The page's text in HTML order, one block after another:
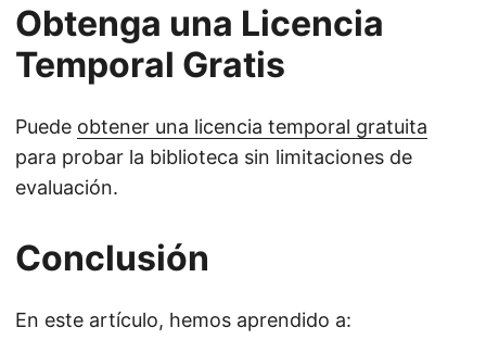
Obtenga una Licencia
Temporal Gratis
Puede obtener una licencia temporal gratuita
para probar la biblioteca sin limitaciones de
evaluación.
Conclusión
En este artículo, hemos aprendido a: